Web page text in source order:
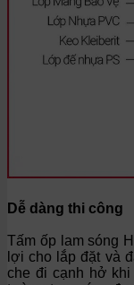
Dễ dàng thi công
Tấm ốp lam sóng
lợi cho lắp đặt và
che đi cạnh hở